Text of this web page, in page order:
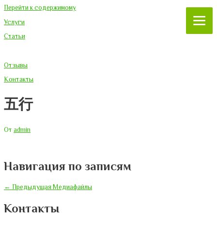
Перейти к содержимому
Услуги
Статьи
Отзывы
Контакты
五行
От admin
Навигация по записям
← Предыдущая Медиафайлы
Контакты